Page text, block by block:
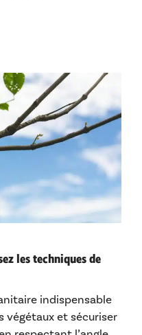
les techniques de
indispensable
végétaux et sécuriser